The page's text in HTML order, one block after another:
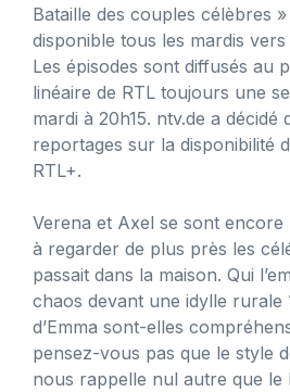
Bataille des couples célèbres
disponible tous les mardis vers
Les épisodes sont diffusés au
linéaire de RTL toujours une
mardi à 20h15. ntv.de a décidé
reportages sur la disponibilité
RTL+.
Verena et Axel se sont encore
à regarder de plus près les
passait dans la maison. Qui
chaos devant une idylle rurale
d’Emma sont-elles
pensez-vous pas que le style
nous rappelle nul autre que le